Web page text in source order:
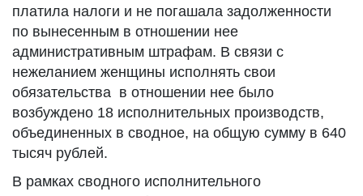
платила налоги и не погашала задолженности
по вынесенным в отношении нее
административным штрафам. В связи с
нежеланием женщины исполнять свои
обязательства в отношении нее было
возбуждено 18 исполнительных производств,
объединенных в сводное, на общую сумму в 640
тысяч рублей.
В рамках сводного исполнительного